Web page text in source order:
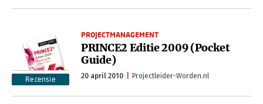
Recensie
PROJECTMANAGEMENT
PRINCE2 Editie 2009 (Pocket
Guide)
20 april 2010 Projectleider-Worden.nl